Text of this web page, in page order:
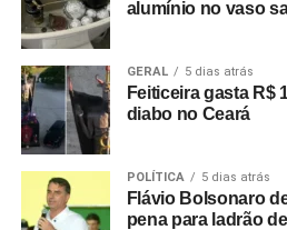
alumínio no vaso
GERAL 5 dias atrás
Feiticeira gasta R$
diabo no Ceará
POLÍTICA 5 dias atrás
Flávio Bolsonaro
pena para ladrão